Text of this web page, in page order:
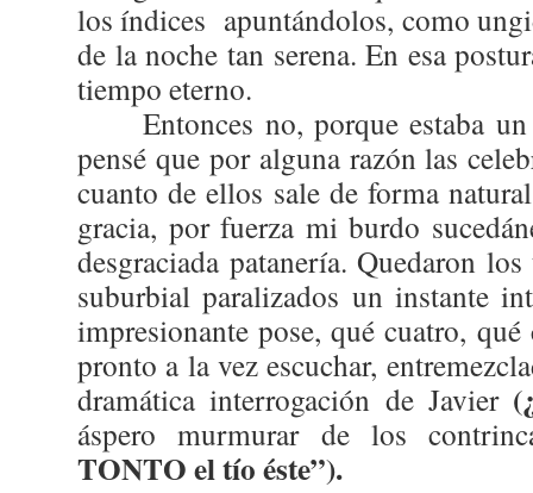
los índices apuntándolos, como
de la noche tan serena. En esa
tiempo eterno.
Entonces no, porque estaba
pensé que por alguna razón las
cuanto de ellos sale de forma
gracia, por fuerza mi burdo
desgraciada patanería. Quedaron
suburbial paralizados un instante
impresionante pose, qué cuatro,
pronto a la vez escuchar,
dramática interrogación de Javier
áspero murmurar de los
TONTO el tío éste”).